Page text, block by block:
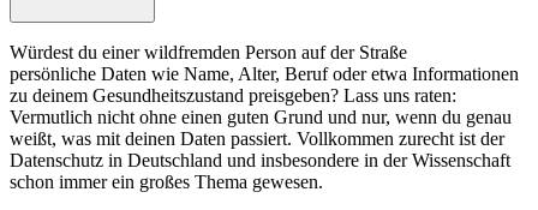
Würdest du einer wildfremden Person auf der Straße
persönliche Daten wie Name, Alter, Beruf oder etwa Informationen
zu deinem Gesundheitszustand preisgeben? Lass uns raten:
Vermutlich nicht ohne einen guten Grund und nur, wenn du genau
weißt, was mit deinen Daten passiert. Vollkommen zurecht ist der
Datenschutz in Deutschland und insbesondere in der Wissenschaft
schon immer ein großes Thema gewesen.